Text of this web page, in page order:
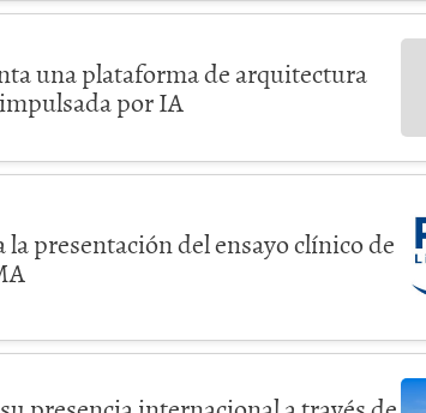
una plataforma de arquitectura
por IA
la presentación del ensayo clínico de